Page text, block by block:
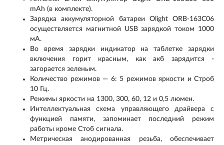
mAh (в комплекте).
Зарядка аккумуляторной батареи Olight ORB-163C06
осуществляется магнитной USB зарядкой током 1000
мА.
Во время зарядки индикатор на таблетке зарядки
включения горит красным, как акб зарядится -
загорается зеленым.
Количество режимов — 6: 5 режимов яркости и Строб
10 Гц.
Режимы яркости на 1300, 300, 60, 12 и 0,5 люмен.
Интеллектуальная схема управляющего драйвера с
функцией памяти, запоминает последний режим
работы кроме Стоб сигнала.
Метрическая анодированная резьба, обеспечивает